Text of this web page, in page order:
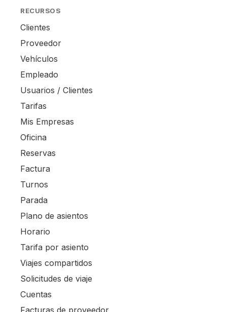
RECURSOS
Clientes
Proveedor
Vehículos
Empleado
Usuarios / Clientes
Tarifas
Mis Empresas
Oficina
Reservas
Factura
Turnos
Parada
Plano de asientos
Horario
Tarifa por asiento
Viajes compartidos
Solicitudes de viaje
Cuentas
Facturas de proveedor